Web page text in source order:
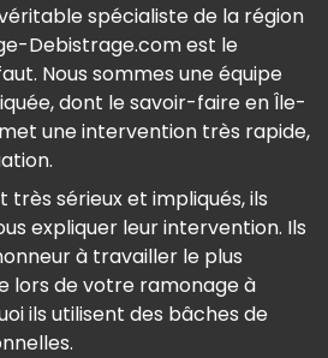
spécialiste de la région
Debistrage.com est le
Nous sommes une équipe
dont le savoir-faire en Île-
une intervention très rapide,
très sérieux et impliqués, ils
expliquer leur intervention. Ils
à travailler le plus
lors de votre ramonage à
ils utilisent des bâches de